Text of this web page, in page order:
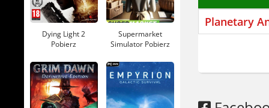
Gra
Planetary
Planetary
Dying Light 2
Pobierz
Supermarket
Simulator Pobierz